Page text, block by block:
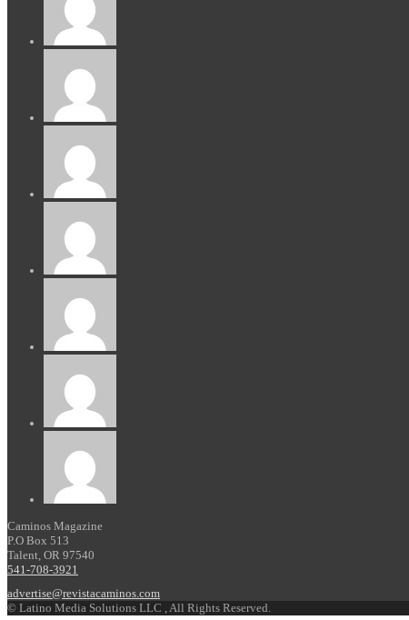
Caminos Magazine
P.O Box 513
Talent, OR 97540
541-708-3921
advertise@revistacaminos.com
© Latino Media Solutions LLC , All Rights Reserved.